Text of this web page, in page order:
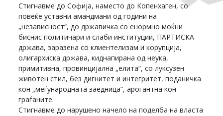
Стигнавме до Софија, наместо до Копенхаген, со
повеќе уставни амандмани од години на
„независност“, до државичка со енормно моќни
биснис политичари и слаби институции, ПАРТИСКА
држава, заразена со клиентелизам и корупција,
олигархиска држава, киднапирана од неука,
примитивна, провинцијална „елита“, со луксузен
животен стил, без дигнитет и интегритет, поданичка
кон „меѓународната заедница“, арогантна кон
граѓаните.
Стигнавме до нарушено начело на поделба на власта